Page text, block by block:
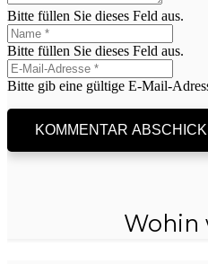
Bitte füllen Sie dieses Feld aus.
Bitte füllen Sie dieses Feld aus.
Bitte gib eine gültige E-Mail-
KOMMENTAR
Wohin